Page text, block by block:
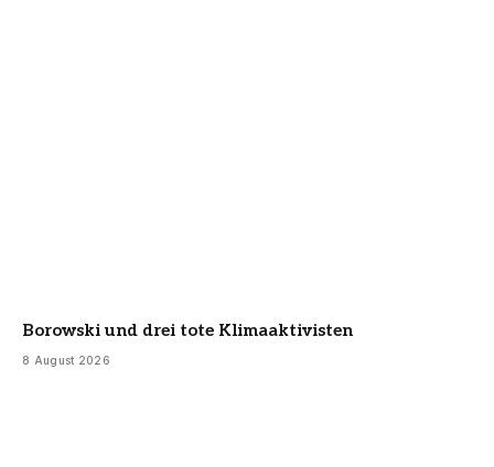
Borowski und drei tote Klimaaktivisten
8 August 2026